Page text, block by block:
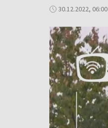
30.12.2022, 06:00